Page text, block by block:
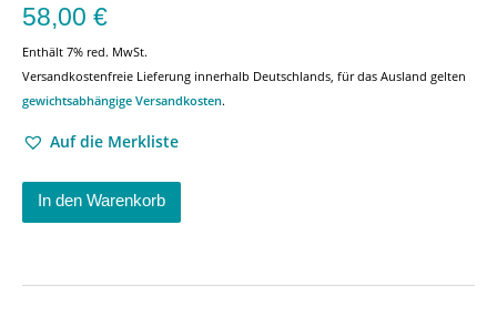
58,00 €
Enthält 7% red. MwSt.
Versandkostenfreie Lieferung innerhalb Deutschlands, für das Ausland gelten
gewichtsabhängige Versandkosten.
Auf die Merkliste
In den Warenkorb